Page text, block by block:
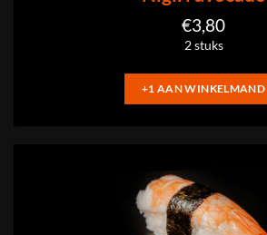
€3,80
2 stuks
+1 AAN WINKELMAND